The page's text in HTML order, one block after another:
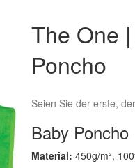
The One
Poncho
Seien Sie der erste,
Baby Poncho
Material:450g/m²,